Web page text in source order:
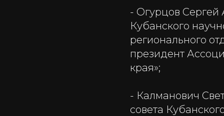
- Огурцов Сергей
Кубанского
регионального
президент
края»;
- Калманович
совета